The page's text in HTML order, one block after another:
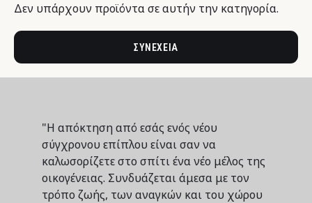
Δεν υπάρχουν προϊόντα σε αυτήν την κατηγορία.
ΣΥΝΈΧΕΙΑ
"Η απόκτηση από εσάς ενός νέου
σύγχρονου επίπλου είναι σαν να
καλωσορίζετε στο σπίτι ένα νέο μέλος της
οικογένειας. Συνδυάζεται άμεσα με τον
τρόπο ζωής, των αναγκών και του χώρου